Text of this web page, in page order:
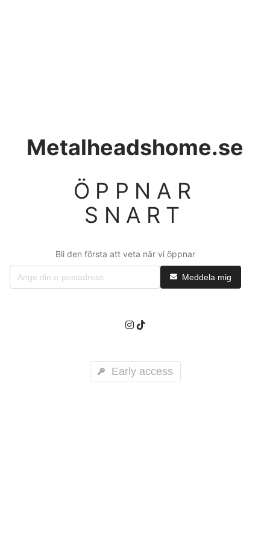
Metalheadshome.se
ÖPPNAR
SNART
Bli den första att veta när vi öppnar
Meddela mig
Early access